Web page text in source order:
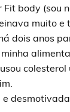
body (sou
muito e
dois anos
colesterol